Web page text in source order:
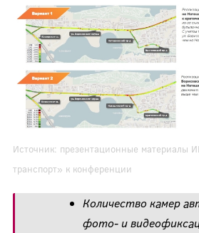
Источник: презентационные материалы
транспорт» к конференции
Количество камер
фото- и